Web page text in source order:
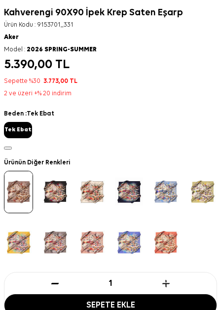
Kahverengi 90X90 İpek Krep Saten Eşarp
Ürün Kodu : 9153701_331
Aker
Model : 2026 SPRING-SUMMER
5.390,00 TL
Sepette %30 3.773,00 TL
2 ve üzeri +% 20 indirim
Beden :Tek Ebat
Tek Ebat
Ürünün Diğer Renkleri
SEPETE EKLE